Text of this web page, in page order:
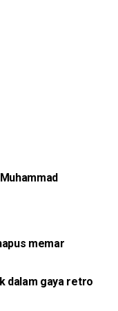
memar
dalam gaya retro